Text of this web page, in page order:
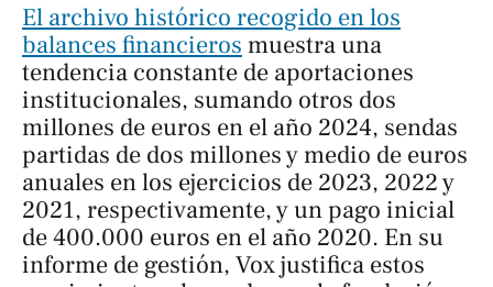
El archivo histórico recogido en los
balances financieros muestra una
tendencia constante de aportaciones
institucionales, sumando otros dos
millones de euros en el año 2024, sendas
partidas de dos millones y medio de euros
anuales en los ejercicios de 2023, 2022 y
2021, respectivamente, y un pago inicial
de 400.000 euros en el año 2020. En su
informe de gestión, Vox justifica estos